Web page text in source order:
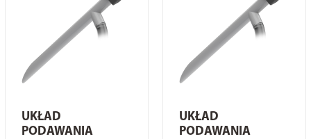
UKŁAD
PODAWANIA
UKŁAD
PODAWANIA